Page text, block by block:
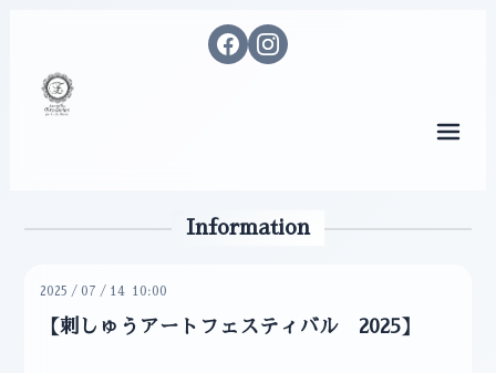
Information
2025 / 07 / 14 10:00
【刺しゅうアートフェスティバル 2025】